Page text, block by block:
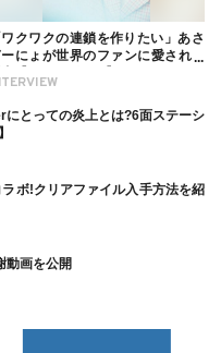
ワクワクの連鎖を作りたい」あさ
ーにょが世界のファンに愛される
にとっての炎上とは?6面ステーシ
ボ!クリアファイル入手方法を紹
動画を公開